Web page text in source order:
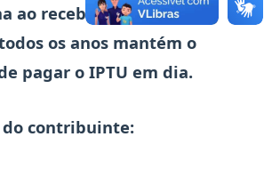
ao receber seu carnê,
os anos mantém o
pagar o IPTU em dia.
contribuinte: